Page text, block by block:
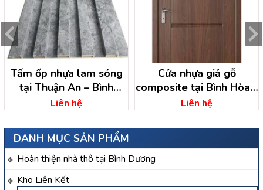
DANH MỤC SẢN PHẨM
Hoàn thiện nhà thô tại Bình Dương
Kho Liên Kết
Tấm ốp nhựa lam sóng
tại Thuận An – Bình
Dương
Liên hệ
Cửa nhựa giả gỗ
composite tại Bình Hòa –
Thuận An – Bình Dương
Liên hệ